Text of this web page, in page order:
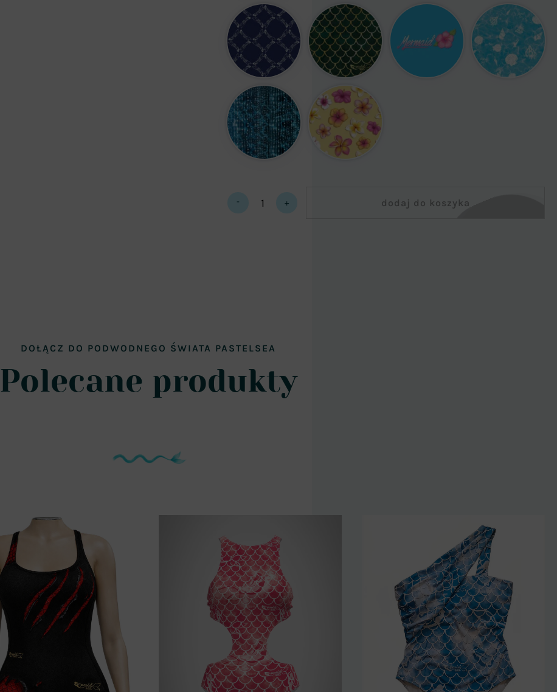
- + dodaj do koszyka
DOŁĄCZ DO PODWODNEGO ŚWIATA PASTELSEA
Polecane produkty